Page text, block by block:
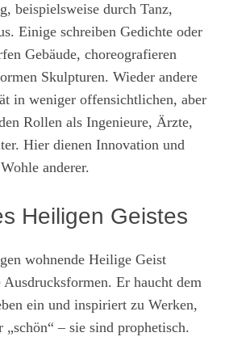
beispielsweise durch Tanz,
Einige schreiben Gedichte oder
Gebäude, choreografieren
Skulpturen. Wieder andere
in weniger offensichtlichen, aber
Rollen als Ingenieure, Ärzte,
Hier dienen Innovation und
anderer.
Heiligen Geistes
wohnende Heilige Geist
Er haucht dem
ein und inspiriert zu Werken,
– sie sind prophetisch.